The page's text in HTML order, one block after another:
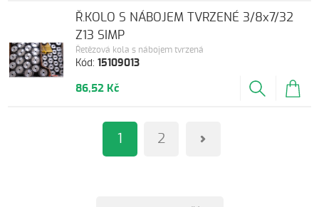
Kód:15109013
Řetězová kola s nábojem tvrzená
Ř.KOLO S NÁBOJEM TVRZENÉ 3/8x7/32
Z13 SIMP
86,52 Kč
1 2